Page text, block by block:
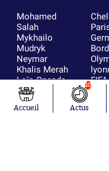
Mohamed
Salah
Mykhailo
Mudryk
Neymar
Khalis Merah
Loïs Openda
Moussa
Niakhaté
Nicolás
FIFA
RC
AC
Accueil
10
Actus